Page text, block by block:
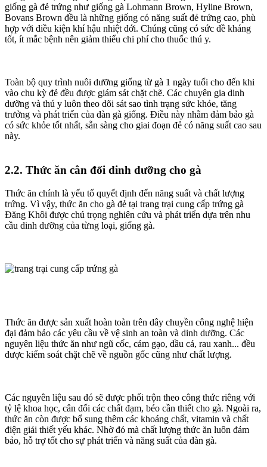
giống gà đẻ trứng như giống gà Lohmann Brown, Hyline Brown,
Bovans Brown đều là những giống có năng suất đẻ trứng cao, phù
hợp với điều kiện khí hậu nhiệt đới. Chúng cũng có sức đề kháng
tốt, ít mắc bệnh nên giảm thiểu chi phí cho thuốc thú y.
Toàn bộ quy trình nuôi dưỡng giống từ gà 1 ngày tuổi cho đến khi
vào chu kỳ đẻ đều được giám sát chặt chẽ. Các chuyên gia dinh
dưỡng và thú y luôn theo dõi sát sao tình trạng sức khỏe, tăng
trưởng và phát triển của đàn gà giống. Điều này nhằm đảm bảo gà
có sức khỏe tốt nhất, sẵn sàng cho giai đoạn đẻ có năng suất cao sau
này.
2.2. Thức ăn cân đối dinh dưỡng cho gà
Thức ăn chính là yếu tố quyết định đến năng suất và chất lượng
trứng. Vì vậy, thức ăn cho gà đẻ tại trang trại cung cấp trứng gà
Đăng Khôi được chú trọng nghiên cứu và phát triển dựa trên nhu
cầu dinh dưỡng của từng loại, giống gà.
Thức ăn được sản xuất hoàn toàn trên dây chuyền công nghệ hiện
đại đảm bảo các yêu cầu về vệ sinh an toàn và dinh dưỡng. Các
nguyên liệu thức ăn như ngũ cốc, cám gạo, dầu cá, rau xanh... đều
được kiểm soát chặt chẽ về nguồn gốc cũng như chất lượng.
Các nguyên liệu sau đó sẽ được phối trộn theo công thức riêng với
tỷ lệ khoa học, cân đối các chất đạm, béo cần thiết cho gà. Ngoài ra,
thức ăn còn được bổ sung thêm các khoáng chất, vitamin và chất
điện giải thiết yếu khác. Nhờ đó mà chất lượng thức ăn luôn đảm
bảo, hỗ trợ tốt cho sự phát triển và năng suất của đàn gà.